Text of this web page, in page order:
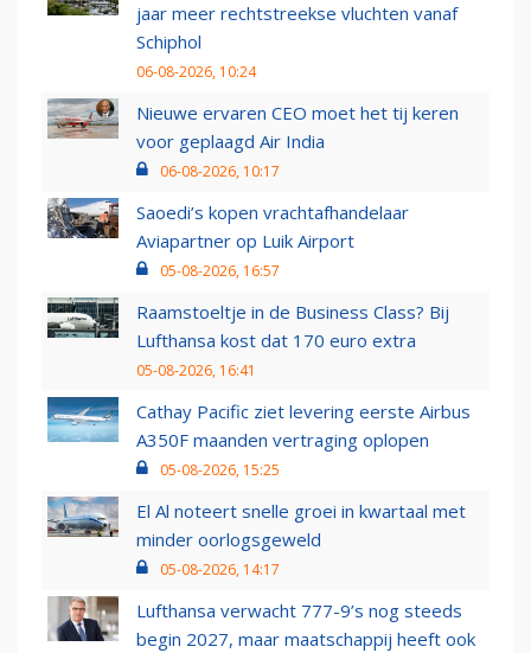
jaar meer rechtstreekse vluchten vanaf
Schiphol
06-08-2026, 10:24
Nieuwe ervaren CEO moet het tij keren
voor geplaagd Air India
06-08-2026, 10:17
Saoedi’s kopen vrachtafhandelaar
Aviapartner op Luik Airport
05-08-2026, 16:57
Raamstoeltje in de Business Class? Bij
Lufthansa kost dat 170 euro extra
05-08-2026, 16:41
Cathay Pacific ziet levering eerste Airbus
A350F maanden vertraging oplopen
05-08-2026, 15:25
El Al noteert snelle groei in kwartaal met
minder oorlogsgeweld
05-08-2026, 14:17
Lufthansa verwacht 777-9’s nog steeds
begin 2027, maar maatschappij heeft ook